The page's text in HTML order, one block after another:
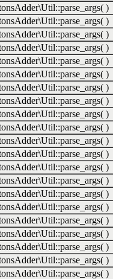
)
)
)
)
)
)
)
)
)
)
)
)
)
)
)
)
)
)
)
)
)